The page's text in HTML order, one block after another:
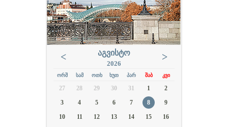
< ᲐᲒᲕᲘᲡᲢᲝ
2026
>
ᲝᲠᲨ ᲡᲐᲛ ᲝᲗᲮ ᲮᲣᲗ ᲞᲐᲠ ᲨᲐᲑ ᲙᲕᲘ
27 28 29 30 31 1
2
3
4 5 6 7 8
9
10
11 12 13 14 15
16